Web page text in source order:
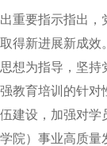
要指示指出，
得新进展新成效。
为指导，坚持
教育培训的针
建设，加强对
院）事业高质量